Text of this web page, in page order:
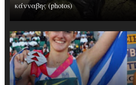
κάνναβης (photos)